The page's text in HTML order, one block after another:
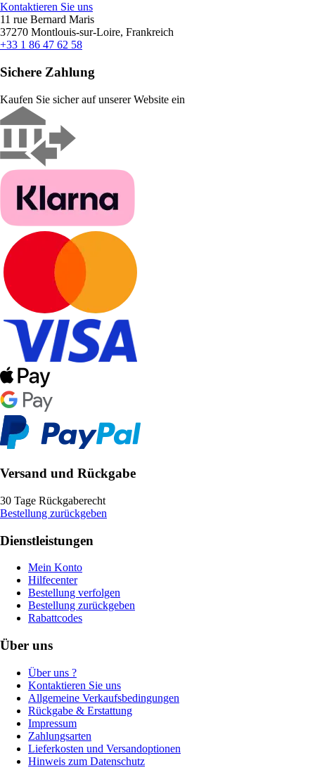
Kontaktieren Sie uns
11 rue Bernard Maris
37270 Montlouis-sur-Loire, Frankreich
+33 1 86 47 62 58
Sichere Zahlung
Kaufen Sie sicher auf unserer Website ein
Versand und Rückgabe
30 Tage Rückgaberecht
Bestellung zurückgeben
Dienstleistungen
Mein Konto
Hilfecenter
Bestellung verfolgen
Bestellung zurückgeben
Rabattcodes
Über uns
Über uns ?
Kontaktieren Sie uns
Allgemeine Verkaufsbedingungen
Rückgabe & Erstattung
Impressum
Zahlungsarten
Lieferkosten und Versandoptionen
Hinweis zum Datenschutz